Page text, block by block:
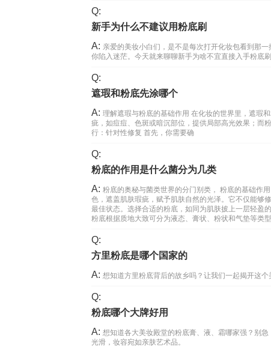
Q:
新手为什么不建议用粉底刷
A: 亲爱的美妆小白们，是不是每次打开化妆包看到那
你陷入迷茫。今天就来聊聊新手为啥不宜直接入手粉底
Q:
遮瑕和粉底先涂哪个
A: 理解遮瑕与粉底的基础作用 在化妆的世界里，遮瑕
疵，如痘痘、色斑或暗沉部位，提供局部高光效果；而
行：针对性修复 首先，你需要确
Q:
粉底的作用是什么菌分为几类
A: 粉底的奥秘与菌类世界的分门别类， 粉底的基础作
色，遮盖肌肤瑕疵，赋予肌肤自然的光泽。它不仅能够
最佳状态。选择合适的粉底，如同为肌肤披上一层轻盈
粉底根据质地大致可分为液态、膏状、粉状和气垫等类型
Q:
方里粉底是哪个国家的
A: 想知道方里粉底背后的故乡吗？让我们一起揭开这
Q:
粉底哪个大牌好用
A: 想知道各大美妆殿堂的粉底膏、液、霜哪家强？别
光滑，妆容宛如亲肤艺术品。